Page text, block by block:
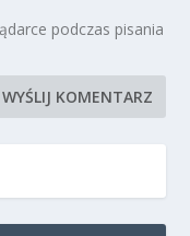
podczas pisania